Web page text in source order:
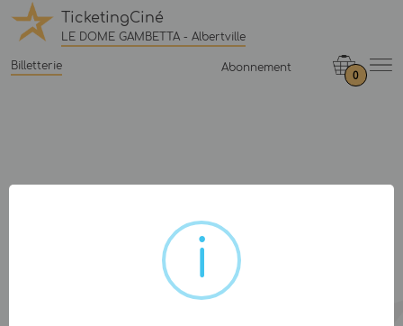
TicketingCiné
LE DOME GAMBETTA - Albertville
Billetterie Abonnement
0